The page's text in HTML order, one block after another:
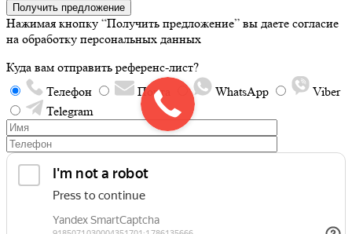
Получить предложение
Нажимая кнопку “Получить предложение” вы даете согласие
на обработку персональных данных
Куда вам отправить референс-лист?
Телефон
Почта WhatsApp
Viber
Telegram